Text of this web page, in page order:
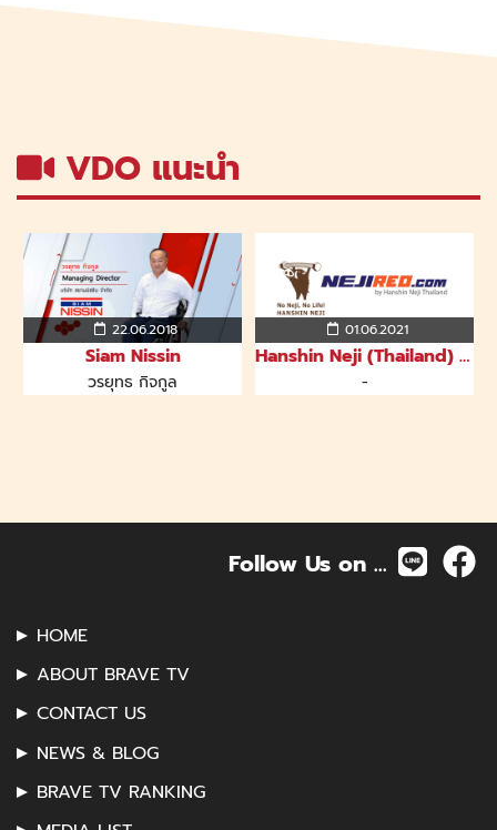
VDO แนะนำ
09.06.2021
Shodensha(Thailand)Co.,Ltd.
Shodensha(Thailand)Co.,Ltd.
07.06.2021
แมทธีเรียล ออโตเมชั่น
Follow Us on ...
HOME
ABOUT BRAVE TV
CONTACT US
NEWS & BLOG
BRAVE TV RANKING